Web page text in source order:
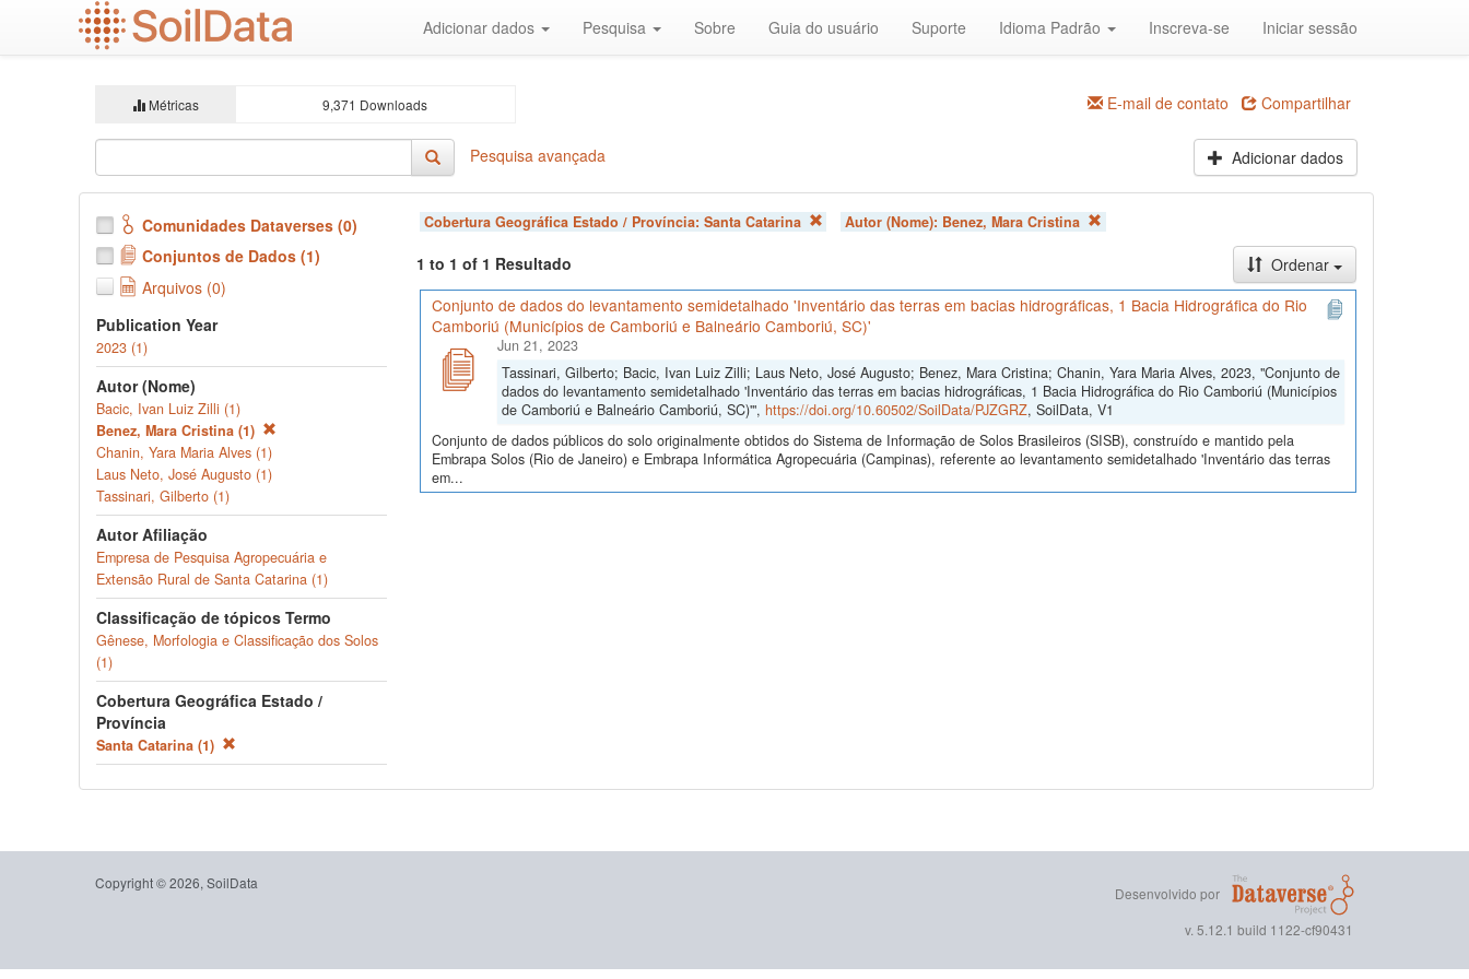
Adicionar dados Pesquisa Sobre Guia do usuário Suporte Idioma Padrão Inscreva-se Iniciar sessão
Métricas 9,371 Downloads E-mail de contato Compartilhar
Pesquisa avançada Adicionar dados
Comunidades Dataverses (0)
Conjuntos de Dados (1)
Arquivos (0)
Publication Year
2023 (1)
Autor (Nome)
Bacic, Ivan Luiz Zilli (1)
Benez, Mara Cristina (1)
Chanin, Yara Maria Alves (1)
Laus Neto, José Augusto (1)
Tassinari, Gilberto (1)
Autor Afiliação
Empresa de Pesquisa Agropecuária e
Extensão Rural de Santa Catarina (1)
Classificação de tópicos Termo
Gênese, Morfologia e Classificação dos Solos
(1)
Cobertura Geográfica Estado /
Província
Santa Catarina (1)
Cobertura Geográfica Estado / Província: Santa Catarina Autor (Nome): Benez, Mara Cristina
1 to 1 of 1 Resultado
Ordenar
Conjunto de dados do levantamento semidetalhado 'Inventário das terras em bacias hidrográficas, 1 Bacia Hidrográfica do Rio
Camboriú (Municípios de Camboriú e Balneário Camboriú, SC)'
Jun 21, 2023
Tassinari, Gilberto; Bacic, Ivan Luiz Zilli; Laus Neto, José Augusto; Benez, Mara Cristina; Chanin, Yara Maria Alves, 2023, "Conjunto de
dados do levantamento semidetalhado 'Inventário das terras em bacias hidrográficas, 1 Bacia Hidrográfica do Rio Camboriú (Municípios
de Camboriú e Balneário Camboriú, SC)'", https://doi.org/10.60502/SoilData/PJZGRZ, SoilData, V1
Conjunto de dados públicos do solo originalmente obtidos do Sistema de Informação de Solos Brasileiros (SISB), construído e mantido pela
Embrapa Solos (Rio de Janeiro) e Embrapa Informática Agropecuária (Campinas), referente ao levantamento semidetalhado 'Inventário das terras
em...
Copyright © 2026, SoilData
Desenvolvido por
v. 5.12.1 build 1122-cf90431